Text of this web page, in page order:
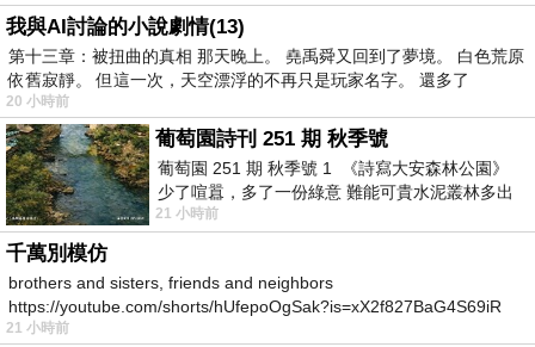
我與AI討論的小說劇情(13)
第十三章：被扭曲的真相 那天晚上。 堯禹舜又回到了夢境。 白色荒原
依舊寂靜。 但這一次，天空漂浮的不再只是玩家名字。 還多了
20 小時前
葡萄園詩刊 251 期 秋季號
葡萄園 251 期 秋季號 1 《詩寫大安森林公園》
少了喧囂，多了一份綠意 難能可貴水泥叢林多出
一
21 小時前
千萬別模仿
brothers and sisters, friends and neighbors
https://youtube.com/shorts/hUfepoOgSak?is=xX2f827BaG4S69iR
https
21 小時前